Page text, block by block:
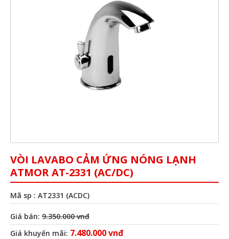
VÒI LAVABO CẢM ỨNG NÓNG LẠNH
ATMOR AT-2331 (AC/DC)
Mã sp : AT2331 (ACDC)
Giá bán: 9.350.000 vnđ
Giá khuyến mãi: 7.480.000 vnđ